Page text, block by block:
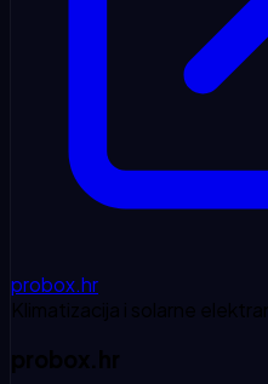
probox.hr
Klimatizacija i solarne
probox.hr